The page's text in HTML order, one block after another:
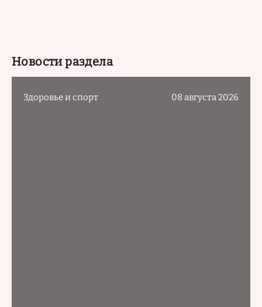
Новости раздела
Здоровье и спорт 08 августа 2026